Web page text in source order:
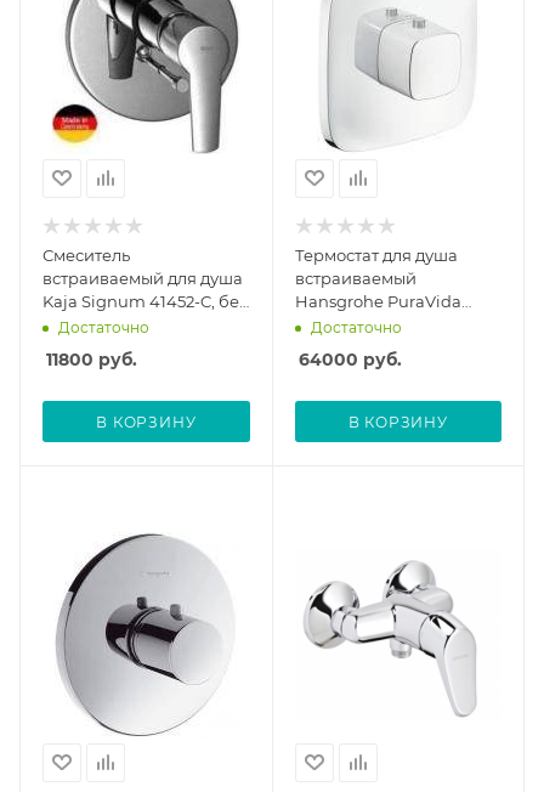
Смеситель
встраиваемый для душа
Kaja Signum 41452-C, без
скрытой части
Достаточно
11800 руб.
В КОРЗИНУ
Термостат для душа
встраиваемый
Hansgrohe PuraVida
белый/хром 15770400,
без скрытой части
Достаточно
64000 руб.
В КОРЗИНУ